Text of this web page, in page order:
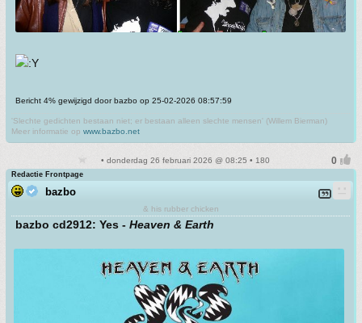
Bericht 4% gewijzigd door bazbo op 25-02-2026 08:57:59
'Slechte gedichten bestaan niet; er bestaan alleen slechte mensen' (Willem Bierman)
Meer informatie op www.bazbo.net
• donderdag 26 februari 2026 @ 08:25 • 180
Redactie Frontpage
bazbo
& his rubber chicken
bazbo cd2912: Yes - Heaven & Earth